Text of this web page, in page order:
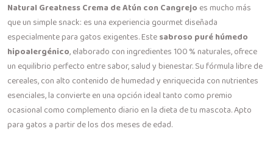
Natural Greatness Crema de Atún con Cangrejo es mucho más
que un simple snack: es una experiencia gourmet diseñada
especialmente para gatos exigentes. Estesabroso puré húmedo
hipoalergénico, elaborado con ingredientes 100 % naturales, ofrece
un equilibrio perfecto entre sabor, salud y bienestar. Su fórmula libre de
cereales, con alto contenido de humedad y enriquecida con nutrientes
esenciales, la convierte en una opción ideal tanto como premio
ocasional como complemento diario en la dieta de tu mascota. Apto
para gatos a partir de los dos meses de edad.